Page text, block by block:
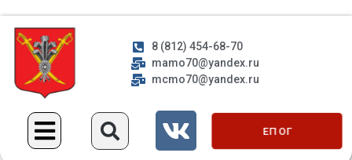
8 (812) 454-68-70
mamo70@yandex.ru
mcmo70@yandex.ru
ЕП ОГ